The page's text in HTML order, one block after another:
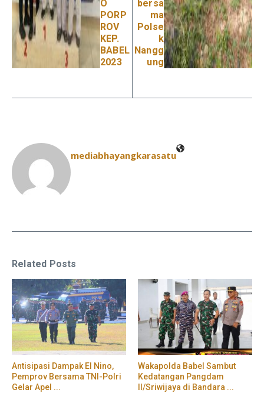
O
PORP
ROV
KEP.
BABEL
2023
bersa
ma
Polse
k
Nangg
ung
mediabhayangkarasatu
Related Posts
​Antisipasi Dampak El Nino,
Pemprov Bersama TNI-Polri
Gelar Apel ...
Wakapolda Babel Sambut
Kedatangan Pangdam
II/Sriwijaya di Bandara ...